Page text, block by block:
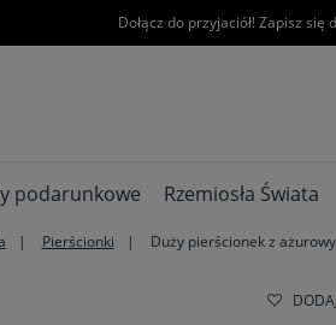
Dołącz do przyjaciół! Zapisz się
podarunkowe Rzemiosła Świata
Pierścionki Duży pierścionek z